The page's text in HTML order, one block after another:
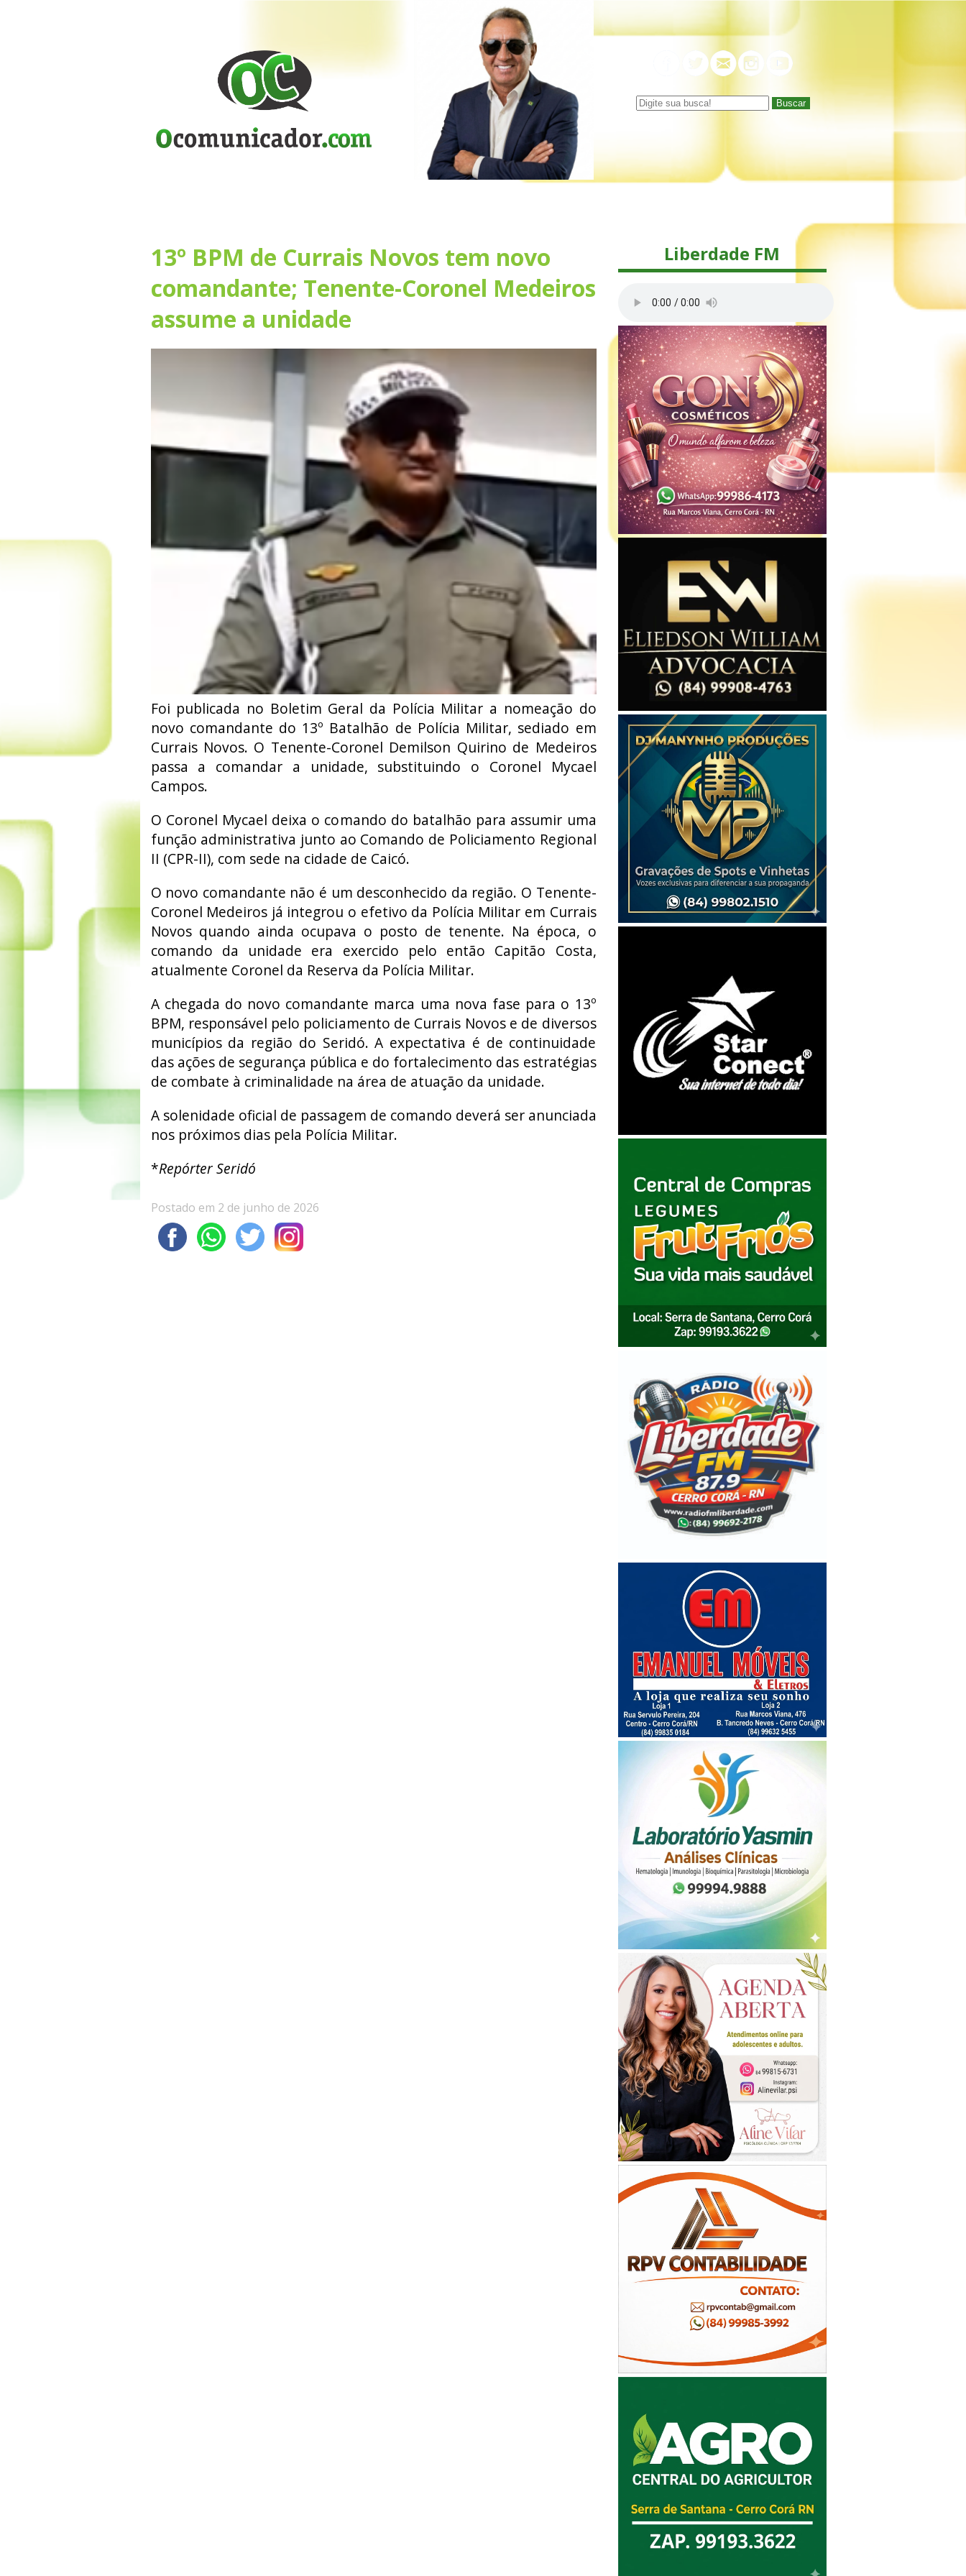
Buscar
13º BPM de Currais Novos tem novo
comandante; Tenente-Coronel Medeiros
assume a unidade
Foi publicada no Boletim Geral da Polícia Militar a nomeação do
novo comandante do 13º Batalhão de Polícia Militar, sediado em
Currais Novos. O Tenente-Coronel Demilson Quirino de Medeiros
passa a comandar a unidade, substituindo o Coronel Mycael
Campos.
O Coronel Mycael deixa o comando do batalhão para assumir uma
função administrativa junto ao Comando de Policiamento Regional
II (CPR-II), com sede na cidade de Caicó.
O novo comandante não é um desconhecido da região. O Tenente-
Coronel Medeiros já integrou o efetivo da Polícia Militar em Currais
Novos quando ainda ocupava o posto de tenente. Na época, o
comando da unidade era exercido pelo então Capitão Costa,
atualmente Coronel da Reserva da Polícia Militar.
A chegada do novo comandante marca uma nova fase para o 13º
BPM, responsável pelo policiamento de Currais Novos e de diversos
municípios da região do Seridó. A expectativa é de continuidade
das ações de segurança pública e do fortalecimento das estratégias
de combate à criminalidade na área de atuação da unidade.
A solenidade oficial de passagem de comando deverá ser anunciada
nos próximos dias pela Polícia Militar.
*Repórter Seridó
Postado em 2 de junho de 2026
Liberdade FM